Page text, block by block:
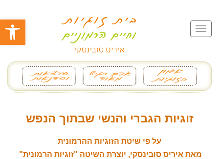
פתח
זוגיות הגברי והנשי שבתוך הנפש
על פי שיטת הזוגיות ההרמונית
מאת איריס סובינסקי, יוצרת השיטה "זוגיות הרמונית"